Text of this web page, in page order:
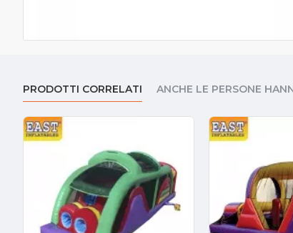
PRODOTTI CORRELATI ANCHE LE PERSONE